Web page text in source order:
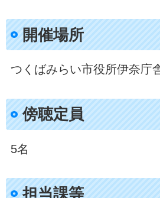
開催場所
つくばみらい市役所伊奈庁
傍聴定員
5名
担当課等